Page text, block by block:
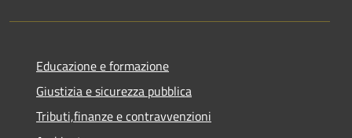
Educazione e formazione
Giustizia e sicurezza pubblica
Tributi,finanze e contravvenzioni